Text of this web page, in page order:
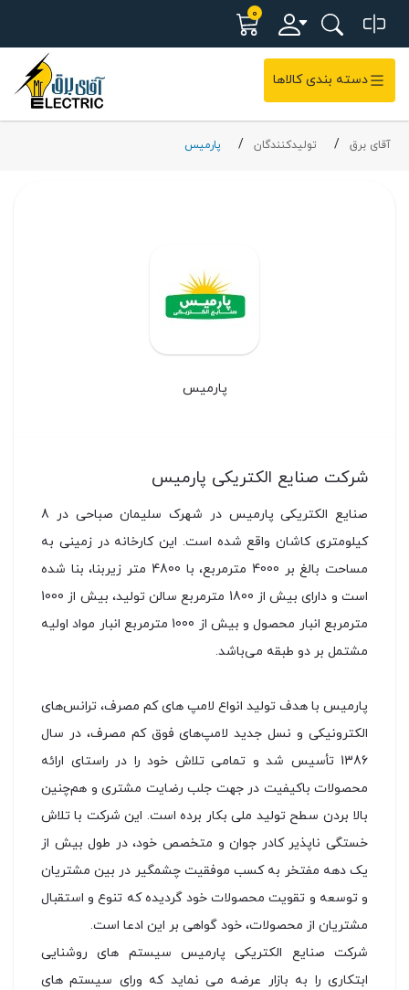
0
دسته بندی کالاها
آقای برق تولیدکنندگان پارمیس
پارمیس
شركت صنايع الكتريكی پارمیس
صنایع الکتریکی پارمیس در شهرک سلیمان صباحی در 8
کیلومتری کاشان واقع شده است. این کارخانه در زمینی به
مساحت بالغ بر 4000 مترمربع، با 4800 متر زیربنا، بنا شده
است و دارای بیش از 1800 مترمربع سالن تولید، بیش از 1000
مترمربع انبار محصول و بیش از 1000 مترمربع انبار مواد اولیه
مشتمل بر دو طبقه می‌باشد.
پارمیس با هدف تولید انواع لامپ های كم مصرف، ترانس‌های
الكترونیكی و نسل جدید لامپ‌های فوق كم مصرف، در سال
1386 تأسیس شد و تمامی تلاش خود را در راستای ارائه
محصولات باكیفیت در جهت جلب رضایت مشتری و هم‌چنین
بالا بردن سطح تولید ملی بكار برده است. این شرکت با تلاش
خستگی ناپذیر كادر جوان و متخصص خود، در طول بیش از
یک دهه مفتخر به کسب موفقیت چشمگیر در بین مشتریان
و توسعه و تقویت محصولات خود گردیده که تنوع و استقبال
مشتریان از محصولات، خود گواهی بر این ادعا است.
شركت صنایع الکتریکی پارمیس سیستم های روشنایی
ابتكاری را به بازار عرضه می نماید كه ورای سیستم های